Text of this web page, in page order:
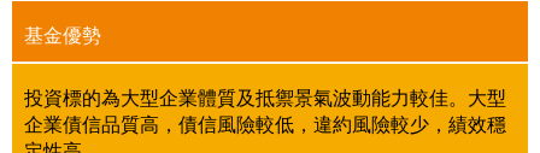
基金優勢
投資標的為大型企業體質及抵禦景氣波動能力較佳。大型
企業債信品質高，債信風險較低，違約風險較少，績效穩